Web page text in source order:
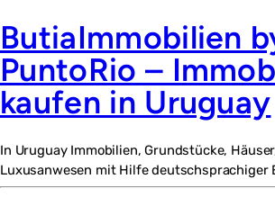
ButiaImmobilien
PuntoRio –
kaufen in Uruguay
In Uruguay Immobilien, Grundstücke,
Luxusanwesen mit Hilfe deutschsprachiger